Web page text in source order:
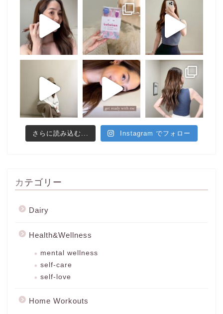
さらに読み込む... Instagram でフォロー
カテゴリー
Dairy
Health&Wellness
mental wellness
self-care
self-love
Home Workouts